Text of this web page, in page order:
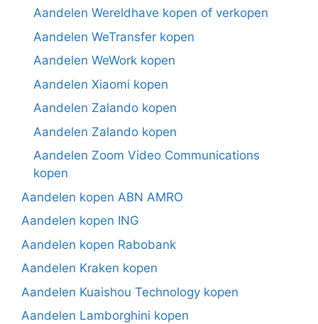
Aandelen Wereldhave kopen of verkopen
Aandelen WeTransfer kopen
Aandelen WeWork kopen
Aandelen Xiaomi kopen
Aandelen Zalando kopen
Aandelen Zalando kopen
Aandelen Zoom Video Communications
kopen
Aandelen kopen ABN AMRO
Aandelen kopen ING
Aandelen kopen Rabobank
Aandelen Kraken kopen
Aandelen Kuaishou Technology kopen
Aandelen Lamborghini kopen